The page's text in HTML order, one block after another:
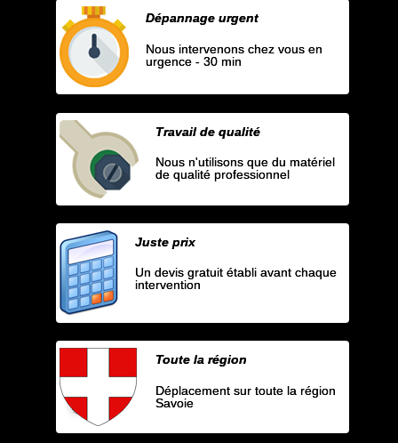
Dépannage urgent
Nous intervenons chez vous en
urgence - 30 min
Travail de qualité
Nous n'utilisons que du matériel
de qualité professionnel
Juste prix
Un devis gratuit établi avant chaque
intervention
Toute la région
Déplacement sur toute la région
Savoie